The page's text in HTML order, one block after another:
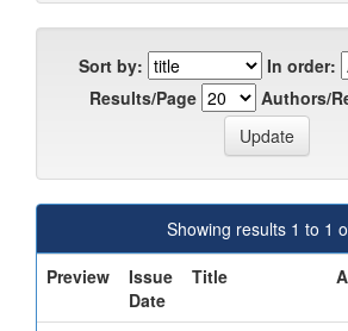
Sort by:
In order:
Results/Page
Authors/
Showing results 1 to 1
Preview
Issue
Date
Title